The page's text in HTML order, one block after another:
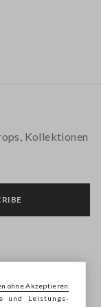
Kollektionen
und Leistungs-
ohne Akzeptieren